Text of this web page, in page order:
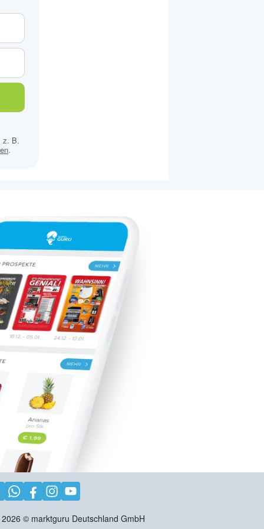
z. B.
.
2026 © marktguru Deutschland GmbH